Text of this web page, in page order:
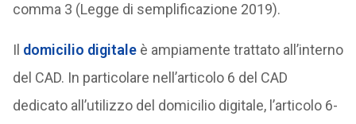
comma 3 (Legge di semplificazione 2019).
Il domicilio digitaleè ampiamente trattato all’interno
del CAD. In particolare nell’articolo 6 del CAD
dedicato all’utilizzo del domicilio digitale, l’articolo 6-